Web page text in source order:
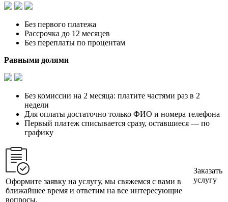
Без первого платежа
Рассрочка до 12 месяцев
Без переплаты по процентам
Равными долями
Без комиссии на 2 месяца: платите частями раз в 2
недели
Для оплаты достаточно только ФИО и номера телефона
Первый платеж списывается сразу, оставшиеся — по
графику
Оформите заявку на услугу, мы свяжемся с вами в
ближайшее время и ответим на все интересующие
вопросы.
Заказать
услугу